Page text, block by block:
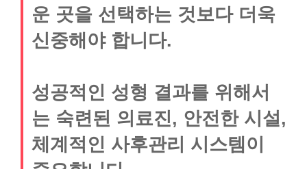
운 곳을 선택하는 것보다 더욱
신중해야 합니다.
성공적인 성형 결과를 위해서
는 숙련된 의료진, 안전한 시설,
체계적인 사후관리 시스템이